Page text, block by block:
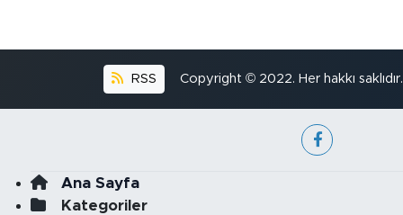
RSS Copyright © 2022. Her hakkı saklıdır.
Ana Sayfa
Kategoriler